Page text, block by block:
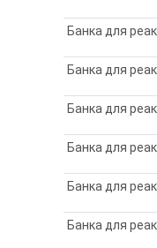
Банка для
Банка для
Банка для
Банка для
Банка для
Банка для